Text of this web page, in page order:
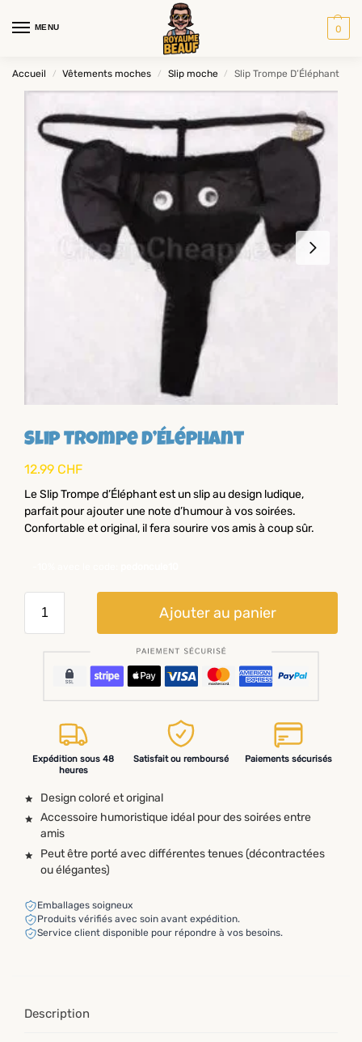
MENU 0
Accueil / Vêtements moches / Slip moche / Slip Trompe D’Éléphant
Slip Trompe D’Éléphant
12.99 CHF
Le Slip Trompe d’Éléphant est un slip au design ludique,
parfait pour ajouter une note d’humour à vos soirées.
Confortable et original, il fera sourire vos amis à coup sûr.
Ajouter au panier
Expédition sous 48
heures
Satisfait ou remboursé Paiements sécurisés
Design coloré et original
Accessoire humoristique idéal pour des soirées entre
amis
Peut être porté avec différentes tenues (décontractées
ou élégantes)
Emballages soigneux
Produits vérifiés avec soin avant expédition.
Service client disponible pour répondre à vos besoins.
Description